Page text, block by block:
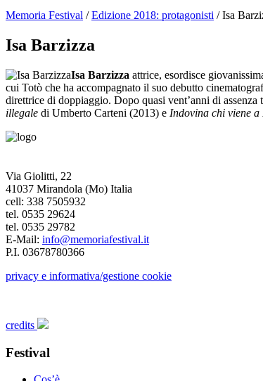
Memoria Festival /Edizione 2018: protagonisti /Isa
Isa Barzizza
Isa Barzizza attrice, esordisce
cui Totò che ha accompagnato il suo debutto
direttrice di doppiaggio. Dopo quasi vent’anni di
illegale di Umberto Carteni (2013) e Indovina chi viene a
Via Giolitti, 22
41037 Mirandola (Mo) Italia
cell: 338 7505932
tel. 0535 29624
tel. 0535 29782
E-Mail: info@memoriafestival.it
P.I. 03678780366
privacy e informativa/gestione cookie
credits
Festival